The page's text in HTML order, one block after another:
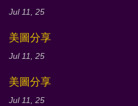
Jul 11, 25
美圖分享
Jul 11, 25
美圖分享
Jul 11, 25